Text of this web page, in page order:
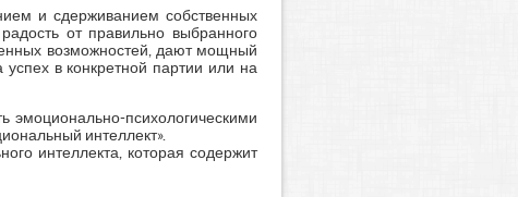
и сдерживанием собственных
от правильно выбранного
возможностей, дают мощный
в конкретной партии или на
эмоционально-психологическими
интеллект».
интеллекта, которая содержит